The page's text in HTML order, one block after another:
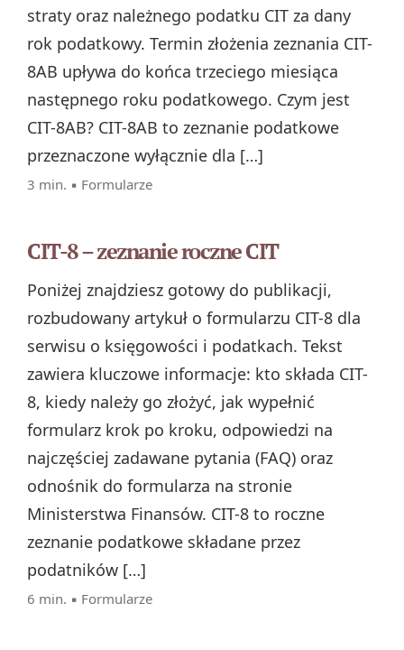
straty oraz należnego podatku CIT za dany
rok podatkowy. Termin złożenia zeznania CIT-
8AB upływa do końca trzeciego miesiąca
następnego roku podatkowego. Czym jest
CIT-8AB? CIT-8AB to zeznanie podatkowe
przeznaczone wyłącznie dla […]
3 min. ▪ Formularze
CIT-8 – zeznanie roczne CIT
Poniżej znajdziesz gotowy do publikacji,
rozbudowany artykuł o formularzu CIT-8 dla
serwisu o księgowości i podatkach. Tekst
zawiera kluczowe informacje: kto składa CIT-
8, kiedy należy go złożyć, jak wypełnić
formularz krok po kroku, odpowiedzi na
najczęściej zadawane pytania (FAQ) oraz
odnośnik do formularza na stronie
Ministerstwa Finansów. CIT-8 to roczne
zeznanie podatkowe składane przez
podatników […]
6 min. ▪ Formularze